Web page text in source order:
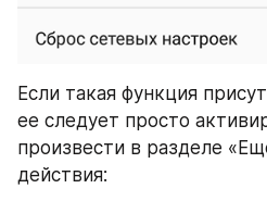
Если такая функция
ее следует просто
произвести в разделе
действия: